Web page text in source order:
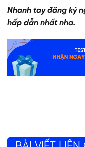
Nhanh tay đăng ký
hấp dẫn nhất nha.